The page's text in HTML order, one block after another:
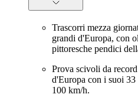
Trascorri mezza
grandi d'Europa, con
pittoresche pendici
Prova scivoli da
d'Europa con i suoi
100 km/h.